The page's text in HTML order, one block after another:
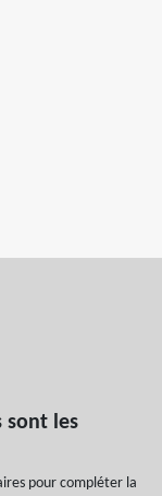
sont les
pour compléter la